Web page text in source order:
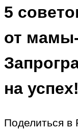
5
от
на успех!
Поделиться в